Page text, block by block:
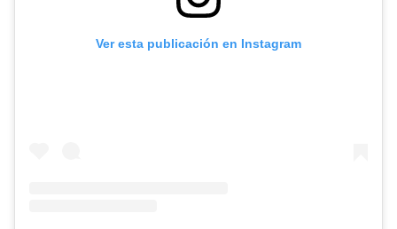
Ver esta publicación en Instagram